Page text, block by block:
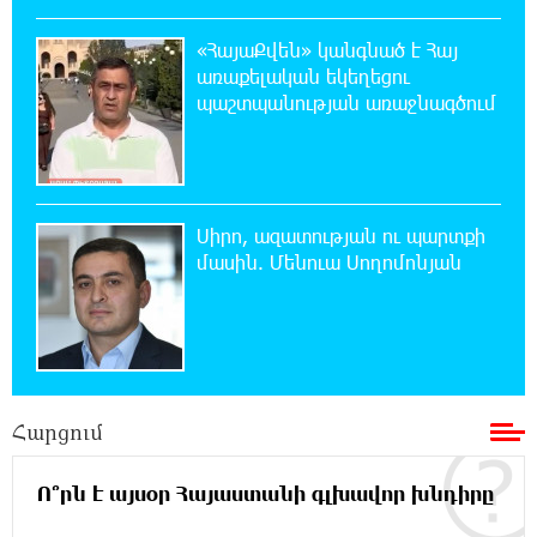
Սարյան փողոցի բնակարաններից մեկում
պայթյունի հետևանքով 55-ամյա
տղամարդը այրվածքներով տեղափոխվել է
«Այրվածքաբանության ազգային կենտրոն»
Սլովակիայի արևելքում արտակարգ
դրություն է հայտարարվել շոգի ալիքների
պատճառով
19:53:41 7-08-2026
Երթևեկության կազմակերպման
19:35:21 7-08-2026
Հայաստանի հավաքականի նախկին
մարզիչը կգլխավորի Ղազախստանի
«ՀայաՔվեն» կանգնած է Հայ
առաքելական եկեղեցու
պաշտպանության առաջնագծում
Սիրո, ազատության ու պարտքի
մասին. Մենուա Սողոմոնյան
Հարցում
Ո՞րն է այսօր Հայաստանի գլխավոր խնդիրը